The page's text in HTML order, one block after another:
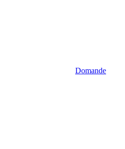
Domande